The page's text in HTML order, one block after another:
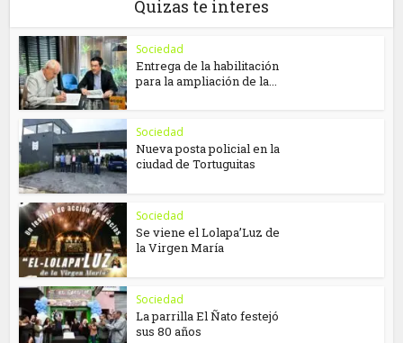
Quizas te interes
Sociedad
Entrega de la habilitación
para la ampliación de la...
Sociedad
Nueva posta policial en la
ciudad de Tortuguitas
Sociedad
Se viene el Lolapa’Luz de
la Virgen María
Sociedad
La parrilla El Ñato festejó
sus 80 años